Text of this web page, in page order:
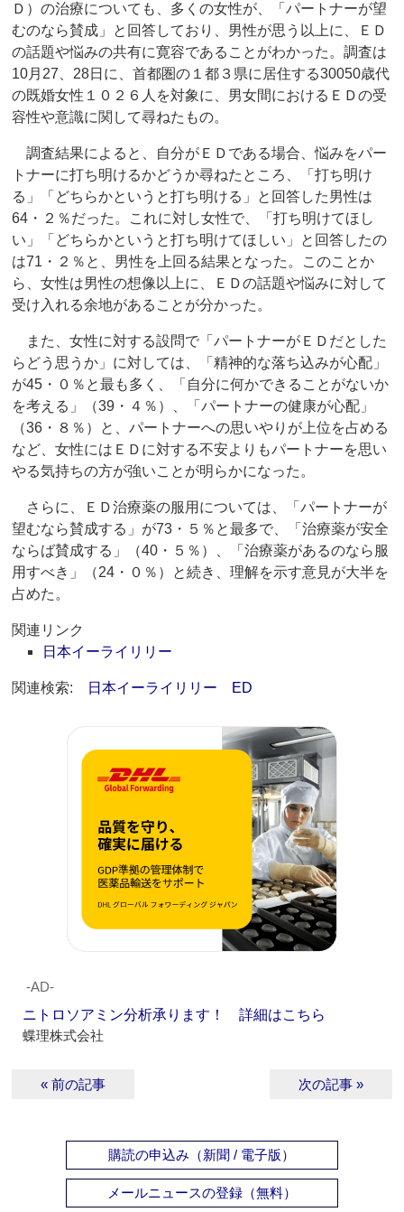
Ｄ）の治療についても、多くの女性が、「パートナーが望
むのなら賛成」と回答しており、男性が思う以上に、ＥＤ
の話題や悩みの共有に寛容であることがわかった。調査は
10月27、28日に、首都圏の１都３県に居住する30050歳代
の既婚女性１０２６人を対象に、男女間におけるＥＤの受
容性や意識に関して尋ねたもの。
調査結果によると、自分がＥＤである場合、悩みをパー
トナーに打ち明けるかどうか尋ねたところ、「打ち明け
る」「どちらかというと打ち明ける」と回答した男性は
64・２％だった。これに対し女性で、「打ち明けてほし
い」「どちらかというと打ち明けてほしい」と回答したの
は71・２％と、男性を上回る結果となった。このことか
ら、女性は男性の想像以上に、ＥＤの話題や悩みに対して
受け入れる余地があることが分かった。
また、女性に対する設問で「パートナーがＥＤだとした
らどう思うか」に対しては、「精神的な落ち込みが心配」
が45・０％と最も多く、「自分に何かできることがないか
を考える」（39・４％）、「パートナーの健康が心配」
（36・８％）と、パートナーへの思いやりが上位を占める
など、女性にはＥＤに対する不安よりもパートナーを思い
やる気持ちの方が強いことが明らかになった。
さらに、ＥＤ治療薬の服用については、「パートナーが
望むなら賛成する」が73・５％と最多で、「治療薬が安全
ならば賛成する」（40・５％）、「治療薬があるのなら服
用すべき」（24・０％）と続き、理解を示す意見が大半を
占めた。
関連リンク
日本イーライリリー
関連検索: 日本イーライリリー ED
‐AD‐
ニトロソアミン分析承ります！ 詳細はこちら
蝶理株式会社
« 前の記事 次の記事 »
購読の申込み（新聞 / 電子版）
メールニュースの登録（無料）